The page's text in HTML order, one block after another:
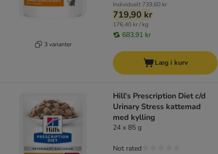
3 varianter
Individuelt 739,60 kr
719,90 kr
176,40 kr / kg
683,91 kr
Læg i kurv
Hill's Prescription Diet c/d
Urinary Stress kattemad
med kylling
24 x 85 g
Not rated